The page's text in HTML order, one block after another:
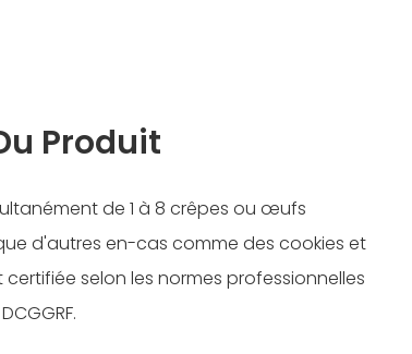
Produit
de 1 à 8 crêpes ou œufs
d'autres en-cas comme des cookies et
selon les normes professionnelles